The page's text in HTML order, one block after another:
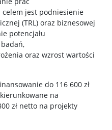
jest podniesienie
(TRL) oraz biznesowej
potencjału
oraz wzrost wartości
do 116 600 zł
na
zł netto na projekty